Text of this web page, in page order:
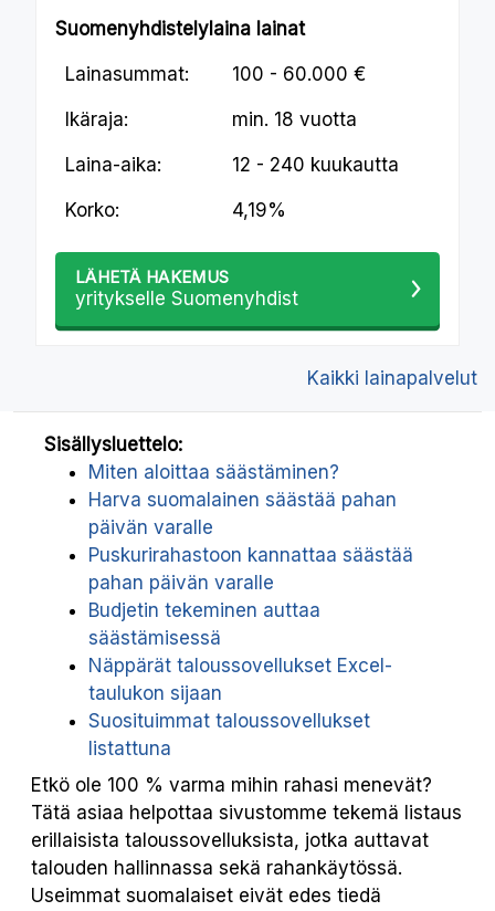
Suomenyhdistelylaina lainat
Lainasummat: 100 - 60.000 €
Ikäraja: min. 18 vuotta
Laina-aika: 12 - 240 kuukautta
Korko: 4,19%
LÄHETÄ HAKEMUS
yritykselle Suomenyhdist
Kaikki lainapalvelut
Sisällysluettelo:
Miten aloittaa säästäminen?
Harva suomalainen säästää pahan
päivän varalle
Puskurirahastoon kannattaa säästää
pahan päivän varalle
Budjetin tekeminen auttaa
säästämisessä
Näppärät taloussovellukset Excel-
taulukon sijaan
Suosituimmat taloussovellukset
listattuna
Etkö ole 100 % varma mihin rahasi menevät?
Tätä asiaa helpottaa sivustomme tekemä listaus
erillaisista taloussovelluksista, jotka auttavat
talouden hallinnassa sekä rahankäytössä.
Useimmat suomalaiset eivät edes tiedä